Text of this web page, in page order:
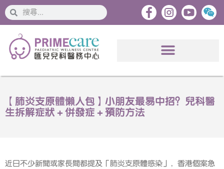
搜
索
搜
索
【肺炎支原體懶人包】小朋友最易中招？兒科醫
生拆解症狀＋併發症＋預防方法
近日不少新聞或家長間都提及「肺炎支原體感染」，香港個案急